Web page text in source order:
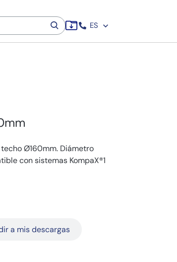
ES
Ø160mm. Diámetro
con sistemas KompaX®1
a mis descargas